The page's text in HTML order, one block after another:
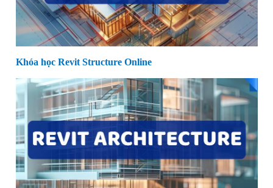
Khóa học Revit Structure Online